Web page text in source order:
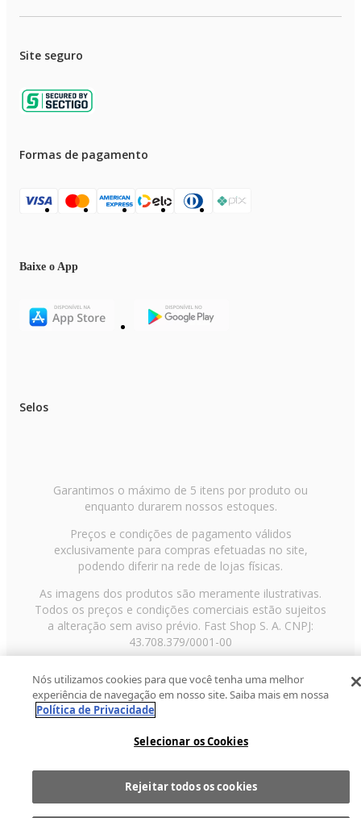
Site seguro
Formas de pagamento
Baixe o App
Selos
Garantimos o máximo de 5 itens por produto ou
enquanto durarem nossos estoques.
Preços e condições de pagamento válidos
exclusivamente para compras efetuadas no site,
podendo diferir na rede de lojas físicas.
As imagens dos produtos são meramente ilustrativas.
Todos os preços e condições comerciais estão sujeitos
a alteração sem aviso prévio. Fast Shop S. A. CNPJ:
43.708.379/0001-00
Paulo/SP, CEP 02029-001, Telefone: 11 3003-3728 ©
2013 Fast Shop - Todos os direitos reservadosRF
Nós utilizamos cookies para que você tenha uma melhor
experiência de navegação em nosso site. Saiba mais em nossa
Política de Privacidade
Selecionar os Cookies
Rejeitar todos os cookies